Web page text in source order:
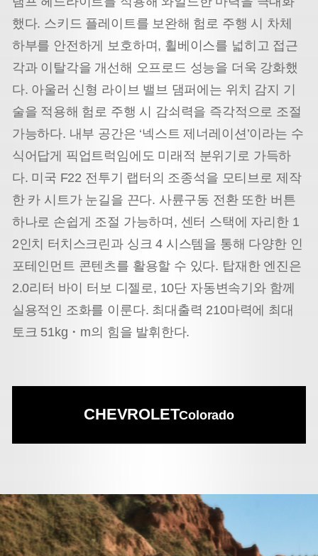
했다. 스키드 플레이트를 보완해 험로 주행 시 차체
하부를 안전하게 보호하며, 휠베이스를 넓히고 접근
각과 이탈각을 개선해 오프로드 성능을 더욱 강화했
다. 아울러 신형 라이브 밸브 댐퍼에는 위치 감지 기
술을 적용해 험로 주행 시 감쇠력을 즉각적으로 조절
가능하다. 내부 공간은 ‘넥스트 제너레이션’이라는 수
식어답게 픽업트럭임에도 미래적 분위기로 가득하
다. 미국 F22 전투기 랩터의 조종석을 모티브로 제작
한 카 시트가 눈길을 끈다. 사륜구동 전환 또한 버튼
하나로 손쉽게 조절 가능하며, 센터 스택에 자리한 1
2인치 터치스크린과 싱크 4 시스템을 통해 다양한 인
포테인먼트 콘텐츠를 활용할 수 있다. 탑재한 엔진은
2.0리터 바이 터보 디젤로, 10단 자동변속기와 함께
실용적인 조화를 이룬다. 최대출력 210마력에 최대
토크 51kg・m의 힘을 발휘한다.
CHEVROLETColorado